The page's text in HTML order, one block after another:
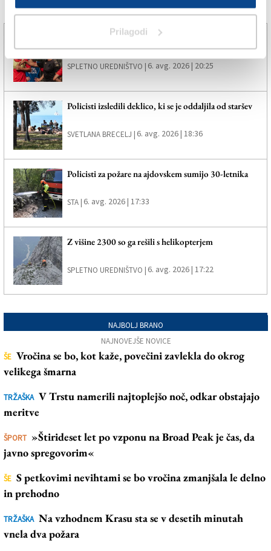
Prilagodi
Več novic
Nogometaši Triestine dobili nasprotnike v D-ligi
SPLETNO UREDNIŠTVO | 6. avg. 2026 | 20:25
Policisti izsledili deklico, ki se je oddaljila od staršev
SVETLANA BRECELJ | 6. avg. 2026 | 18:36
Policisti za požare na ajdovskem sumijo 30-letnika
STA | 6. avg. 2026 | 17:33
Z višine 2300 so ga rešili s helikopterjem
SPLETNO UREDNIŠTVO | 6. avg. 2026 | 17:22
NAJBOLJ BRANO
NAJNOVEJŠE NOVICE
ŠE Vročina se bo, kot kaže, povečini zavlekla do okrog
velikega šmarna
TRŽAŠKA V Trstu namerili najtoplejšo noč, odkar obstajajo
meritve
ŠPORT »Štirideset let po vzponu na Broad Peak je čas, da
javno spregovorim«
ŠE S petkovimi nevihtami se bo vročina zmanjšala le delno
in prehodno
TRŽAŠKA Na vzhodnem Krasu sta se v desetih minutah
vnela dva požara